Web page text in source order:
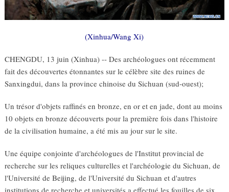
(Xinhua/Wang Xi)
CHENGDU, 13 juin (Xinhua) -- Des archéologues ont récemment
fait des découvertes étonnantes sur le célèbre site des ruines de
Sanxingdui, dans la province chinoise du Sichuan (sud-ouest);
Un trésor d'objets raffinés en bronze, en or et en jade, dont au moins
10 objets en bronze découverts pour la première fois dans l'histoire
de la civilisation humaine, a été mis au jour sur le site.
Une équipe conjointe d'archéologues de l'Institut provincial de
recherche sur les reliques culturelles et l'archéologie du Sichuan, de
l'Université de Beijing, de l'Université du Sichuan et d'autres
institutions de recherche et universités a effectué les fouilles de six